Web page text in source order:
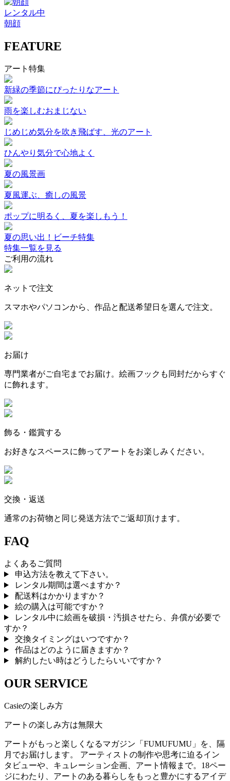
レンタル中
朝顔
FEATURE
アート特集
新緑の季節にぴったりなアート
雨を楽しむおまじない
じめじめ気分を吹き飛ばす、光のアート
ひんやり気分で心地よく
夏の風景画
夏風運ぶ、癒しの風景
ポップに明るく、夏を楽しもう！
夏の思い出！ビーチ特集
特集一覧を見る
ご利用の流れ
ネットで注文
スマホやパソコンから、作品と配送希望日を選んで注文。
お届け
専門業者がご自宅までお届け。絵画フックも同封だからすぐ
に飾れます。
飾る・鑑賞する
お好きなスペースに飾ってアートをお楽しみください。
交換・返送
通常のお荷物と同じ発送方法でご返却頂けます。
FAQ
よくあるご質問
申込方法を教えて下さい。
レンタル期間は選べますか？
配送料はかかりますか？
絵の購入は可能ですか？
レンタル中に絵画を破損・汚損させたら、弁償が必要で
すか？
交換タイミングはいつですか？
作品はどのように届きますか？
解約したい時はどうしたらいいですか？
OUR SERVICE
Casieの楽しみ方
アートの楽しみ方は無限大
アートがもっと楽しくなるマガジン「FUMUFUMU」を、隔
月でお届けします。 アーティストの制作や思考に迫るイン
タビューや、キュレーション企画、アート情報まで。18ペー
ジにわたり、アートのある暮らしをもっと豊かにするアイデ